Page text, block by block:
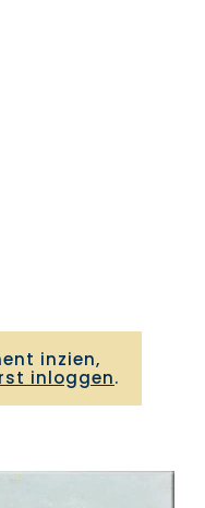
inzien,
inloggen.